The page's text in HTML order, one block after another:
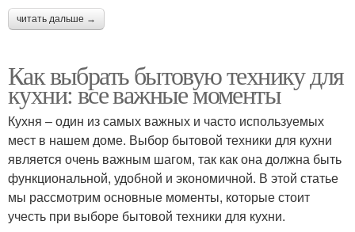
читать дальше →
Как выбрать бытовую технику для
кухни: все важные моменты
Кухня – один из самых важных и часто используемых
мест в нашем доме. Выбор бытовой техники для кухни
является очень важным шагом, так как она должна быть
функциональной, удобной и экономичной. В этой статье
мы рассмотрим основные моменты, которые стоит
учесть при выборе бытовой техники для кухни.